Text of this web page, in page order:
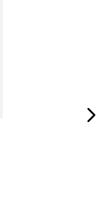
(incluída)